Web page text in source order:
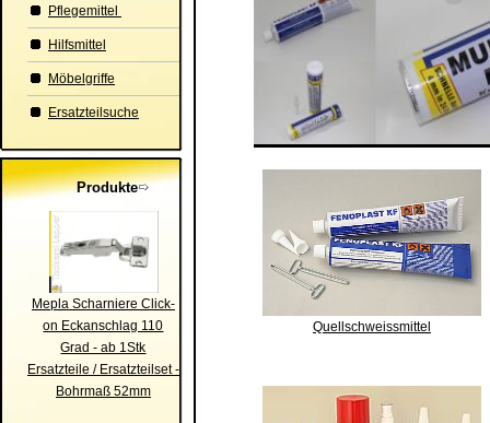
Pflegemittel
Hilfsmittel
Möbelgriffe
Ersatzteilsuche
Produkte
Mepla Scharniere Click-
on Eckanschlag 110
Grad - ab 1Stk
Ersatzteile / Ersatzteilset -
Bohrmaß 52mm
Quellschweissmittel